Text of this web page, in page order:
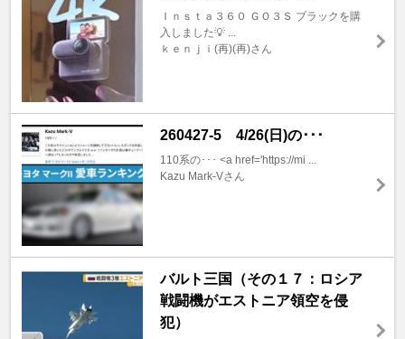
Ｉｎｓｔａ３６０ ＧＯ３Ｓ ブラックを購
入しました💡 ...
ｋｅｎｊｉ(再)(再)さん
260427-5 4/26(日)の･･･
110系の･･･ <a href='https://mi ...
Kazu Mark-Vさん
バルト三国（その１７：ロシア
戦闘機がエストニア領空を侵
犯）